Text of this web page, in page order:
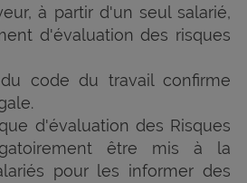
à partir d'un seul salarié,
d'évaluation des risques
code du travail confirme
d'évaluation des Risques
être mis à la
pour les informer des